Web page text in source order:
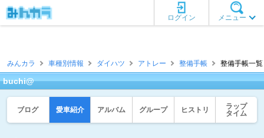
メニュー
ログイン
みんカラ 車種別情報 ダイハツ アトレー 整備手帳 整備手帳一
buchi@
ブログ 愛車紹介 アルバム グループ ヒストリ
ラップ
タイム